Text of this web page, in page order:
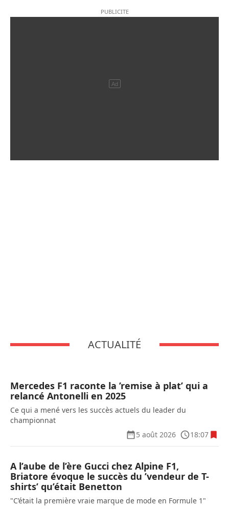
ACTUALITÉ
Mercedes F1 raconte la ’remise à plat’ qui a
relancé Antonelli en 2025
Ce qui a mené vers les succès actuels du leader du
championnat
5 août 2026
18:07
A l’aube de l’ère Gucci chez Alpine F1,
Briatore évoque le succès du ’vendeur de T-
shirts’ qu’était Benetton
"C’était la première vraie marque de mode en Formule 1"